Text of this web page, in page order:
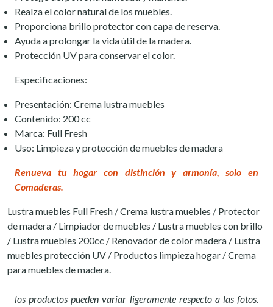
Realza el color natural de los muebles.
Proporciona brillo protector con capa de reserva.
Ayuda a prolongar la vida útil de la madera.
Protección UV para conservar el color.
Especificaciones:
Presentación: Crema lustra muebles
Contenido: 200 cc
Marca: Full Fresh
Uso: Limpieza y protección de muebles de madera
Renueva tu hogar con distinción y armonía, solo en
Comaderas.
Lustra muebles Full Fresh / Crema lustra muebles / Protector
de madera / Limpiador de muebles / Lustra muebles con brillo
/ Lustra muebles 200cc / Renovador de color madera / Lustra
muebles protección UV / Productos limpieza hogar / Crema
para muebles de madera.
los productos pueden variar ligeramente respecto a las fotos.